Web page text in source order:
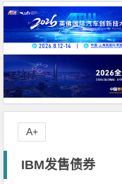
IBM发售债券
A+